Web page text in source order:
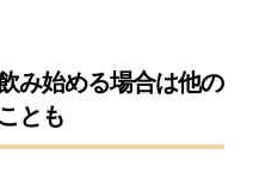
み始める場合は他の
とも